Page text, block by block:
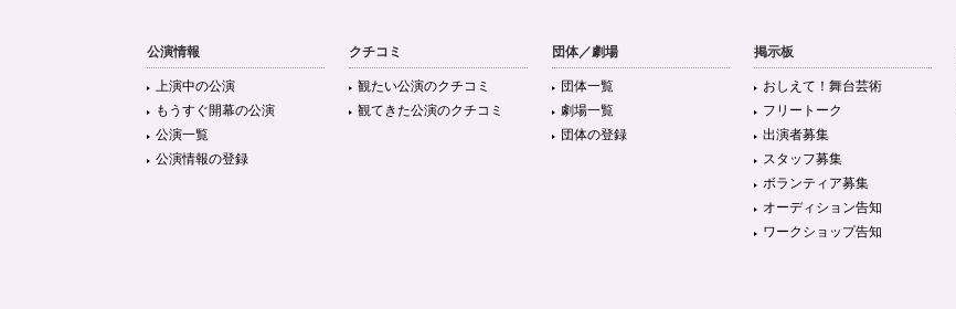
公演情報
上演中の公演
もうすぐ開幕の公演
公演一覧
公演情報の登録
クチコミ
観たい公演のクチコミ
観てきた公演のクチコミ
団体／劇場
団体一覧
劇場一覧
団体の登録
掲示板
おしえて！舞台芸術
フリートーク
出演者募集
スタッフ募集
ボランティア募集
オーディション告知
ワークショップ告知